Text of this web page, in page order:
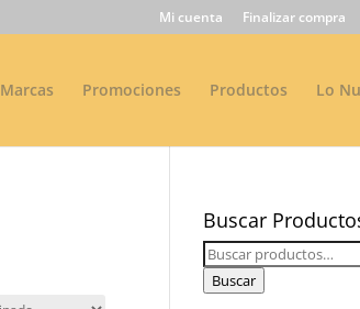
Mi cuenta Finalizar compra
Marcas Promociones Productos Lo
Buscar
Buscar
por:
Buscar